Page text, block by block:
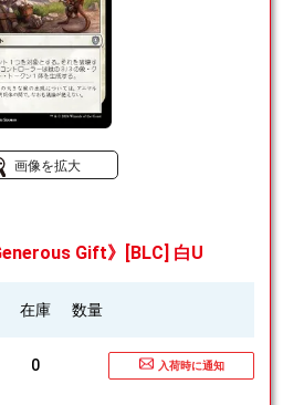
画像を拡大
Gift》[BLC] 白U
在庫 数量
0 入荷時に通知